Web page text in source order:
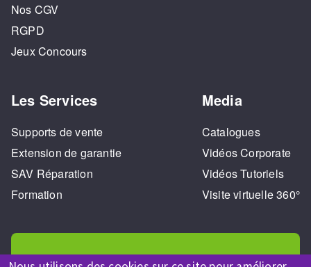
Nos CGV
RGPD
Jeux Concours
Les Services
Supports de vente
Extension de garantie
SAV Réparation
Formation
Media
Catalogues
Vidéos Corporate
Vidéos Tutoriels
Visite virtuelle 360°